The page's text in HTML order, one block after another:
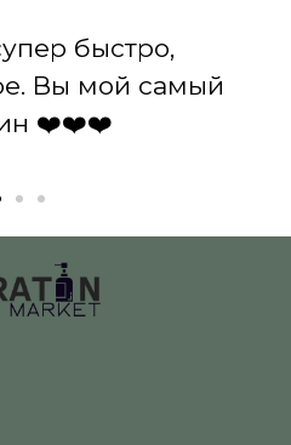
быстро,
Вы мой самый
❤️❤️❤️